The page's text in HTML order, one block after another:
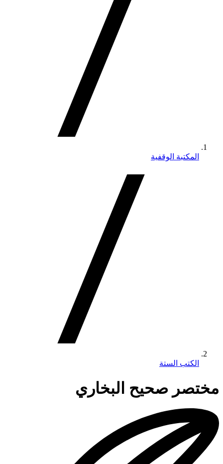
المكتبة الوقفية
الكتب الستة
مختصر صحيح البخاري